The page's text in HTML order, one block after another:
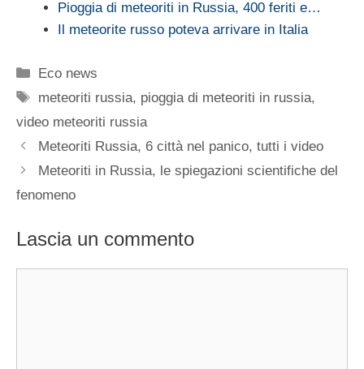
Pioggia di meteoriti in Russia, 400 feriti e…
Il meteorite russo poteva arrivare in Italia
Categorie
Eco news
Tag
meteoriti russia, pioggia di meteoriti in russia,
video meteoriti russia
Meteoriti Russia, 6 città nel panico, tutti i video
Meteoriti in Russia, le spiegazioni scientifiche del
fenomeno
Lascia un commento